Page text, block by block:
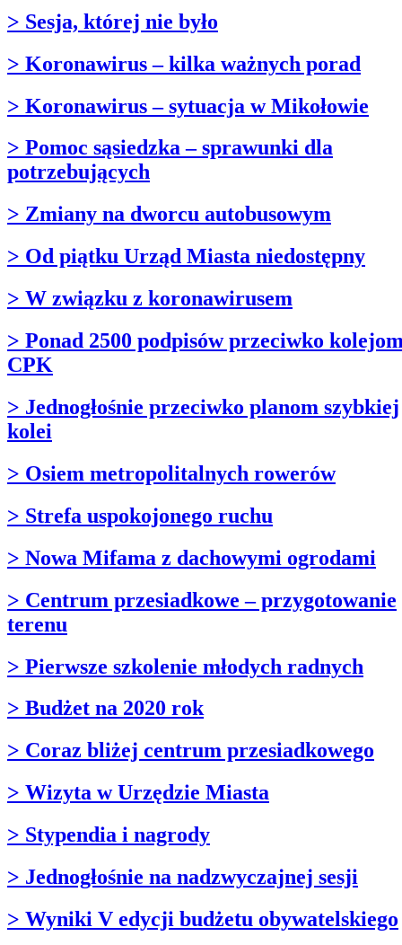
> Sesja, której nie było
> Koronawirus – kilka ważnych porad
> Koronawirus – sytuacja w Mikołowie
> Pomoc sąsiedzka – sprawunki dla
potrzebujących
> Zmiany na dworcu autobusowym
> Od piątku Urząd Miasta niedostępny
> W związku z koronawirusem
> Ponad 2500 podpisów przeciwko
CPK
> Jednogłośnie przeciwko planom szybkiej
kolei
> Osiem metropolitalnych rowerów
> Strefa uspokojonego ruchu
> Nowa Mifama z dachowymi ogrodami
> Centrum przesiadkowe – przygotowanie
terenu
> Pierwsze szkolenie młodych radnych
> Budżet na 2020 rok
> Coraz bliżej centrum przesiadkowego
> Wizyta w Urzędzie Miasta
> Stypendia i nagrody
> Jednogłośnie na nadzwyczajnej sesji
> Wyniki V edycji budżetu obywatelskiego